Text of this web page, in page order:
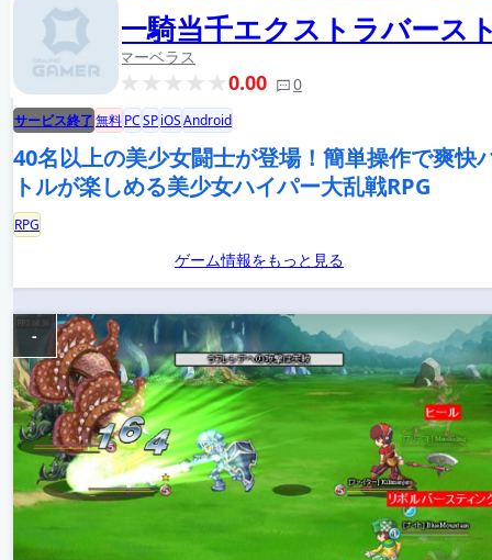
一騎当千エクストラバース
マーベラス
0.00 0
サービス終了無料PCSPiOSAndroid
40名以上の美少女闘士が登場！簡単操作で爽快
トルが楽しめる美少女ハイパー大乱戦RPG
RPG
ゲーム情報をもっと見る
-